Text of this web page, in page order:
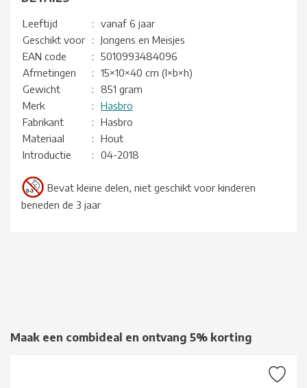
Leeftijd :
vanaf 6 jaar
Geschikt voor
:
Jongens en Meisjes
EAN code
:
5010993484096
Afmetingen
:
15×10×40 cm (l×b×h)
Gewicht
:
851 gram
Merk
:
Hasbro
Fabrikant
:
Hasbro
Materiaal
:
Hout
Introductie
: 04-2018
Bevat kleine delen, niet geschikt voor kinderen
beneden de 3 jaar
Maak een combideal en ontvang 5% korting